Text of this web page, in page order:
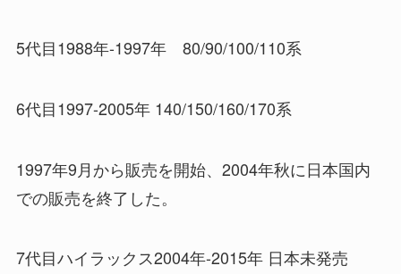
5代目1988年-1997年 80/90/100/110系
6代目1997-2005年 140/150/160/170系
1997年9月から販売を開始、2004年秋に日本国内
での販売を終了した。
7代目ハイラックス2004年-2015年 日本未発売